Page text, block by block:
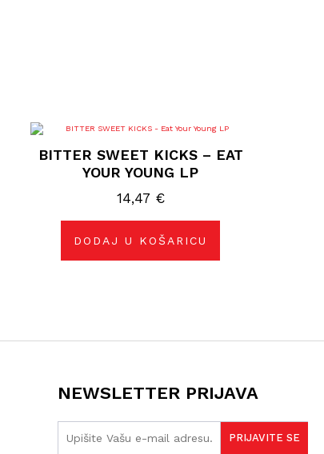
BITTER SWEET KICKS – EAT
YOUR YOUNG LP
14,47 €
DODAJ U KOŠARICU
NEWSLETTER PRIJAVA